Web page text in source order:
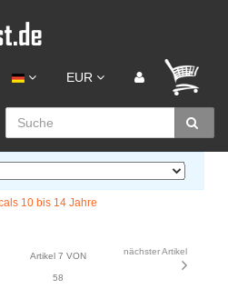
EUR
10 bis 14 Jahre
Artikel 7 VON
58
nächster Artikel